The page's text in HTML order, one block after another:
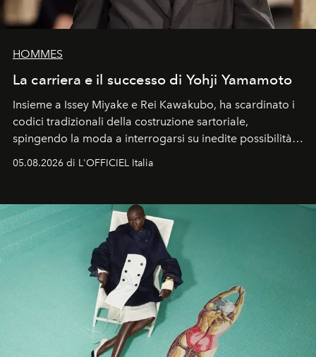
HOMMES
La carriera e il successo di Yohji Yamamoto
Insieme a Issey Miyake e Rei Kawakubo, ha scardinato i
codici tradizionali della costruzione sartoriale,
spingendo la moda a interrogarsi su inedite possibilità
formali e a ridefinire il concetto stesso di silhouette.
un’impronta indelebile nella storia della moda.
05.08.2026 di L'OFFICIEL Italia